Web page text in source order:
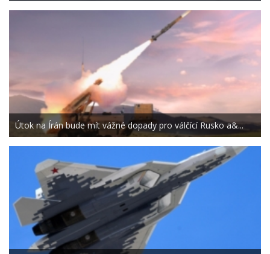
Útok na Írán bude mít vážné dopady pro válčící Rusko a&...